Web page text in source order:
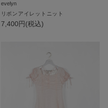
evelyn
リボンアイレットニット
7,400円(税込)